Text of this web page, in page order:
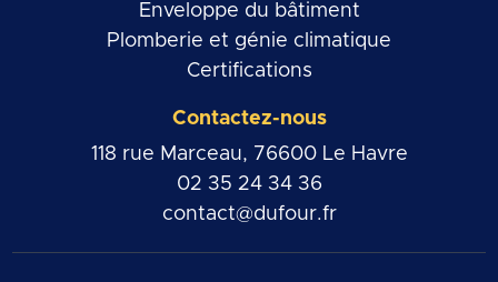
Enveloppe du bâtiment
Plomberie et génie climatique
Certifications
Contactez-nous
118 rue Marceau, 76600 Le Havre
02 35 24 34 36
contact@dufour.fr